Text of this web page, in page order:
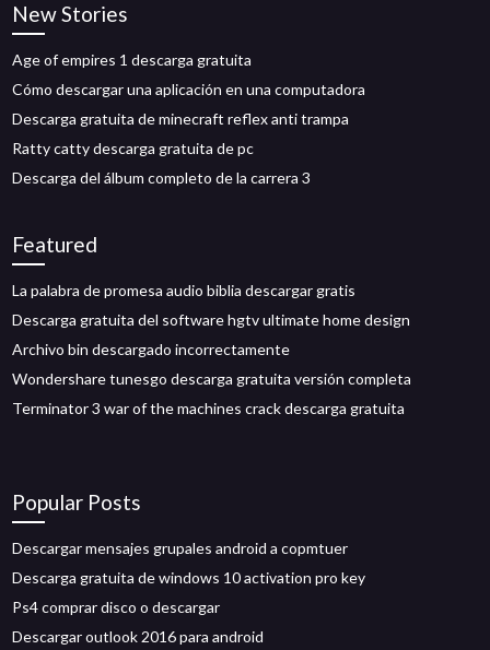
New Stories
Age of empires 1 descarga gratuita
Cómo descargar una aplicación en una computadora
Descarga gratuita de minecraft reflex anti trampa
Ratty catty descarga gratuita de pc
Descarga del álbum completo de la carrera 3
Featured
La palabra de promesa audio biblia descargar gratis
Descarga gratuita del software hgtv ultimate home design
Archivo bin descargado incorrectamente
Wondershare tunesgo descarga gratuita versión completa
Terminator 3 war of the machines crack descarga gratuita
Popular Posts
Descargar mensajes grupales android a copmtuer
Descarga gratuita de windows 10 activation pro key
Ps4 comprar disco o descargar
Descargar outlook 2016 para android